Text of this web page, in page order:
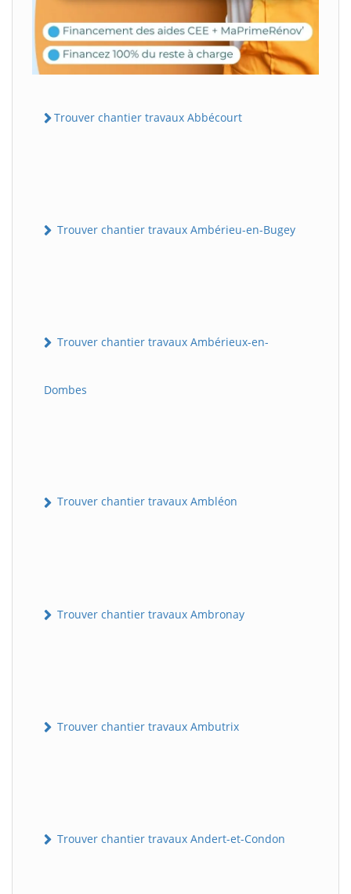
Trouver chantier travaux Abbécourt
Trouver chantier travaux Ambérieu-en-Bugey
Trouver chantier travaux Ambérieux-en-
Dombes
Trouver chantier travaux Ambléon
Trouver chantier travaux Ambronay
Trouver chantier travaux Ambutrix
Trouver chantier travaux Andert-et-Condon